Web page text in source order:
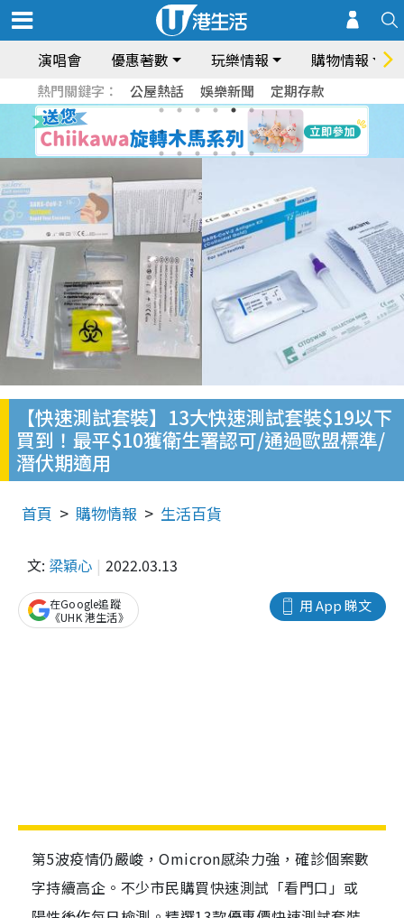
演唱會 優惠著數 玩樂情報 購物情報
熱門關鍵字： 公屋熱話 娛樂新聞 定期存款
【快速測試套裝】13大快速測試套裝$19以下
買到！最平$10獲衛生署認可/通過歐盟標準/
潛伏期適用
首頁 購物情報 生活百貨
文: 梁穎心 2022.03.13
用 App 睇文
在Google追蹤
《UHK 港生活》
第5波疫情仍嚴峻，Omicron感染力強，確診個案數
字持續高企。不少市民購買快速測試「看門口」或